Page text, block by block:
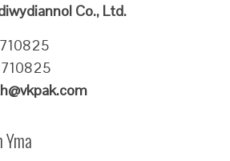
Co., Ltd.